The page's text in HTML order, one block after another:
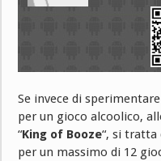
Se invece di
per un gioco alcoolico,
“King of Booze“, si tratta
per un massimo di 12